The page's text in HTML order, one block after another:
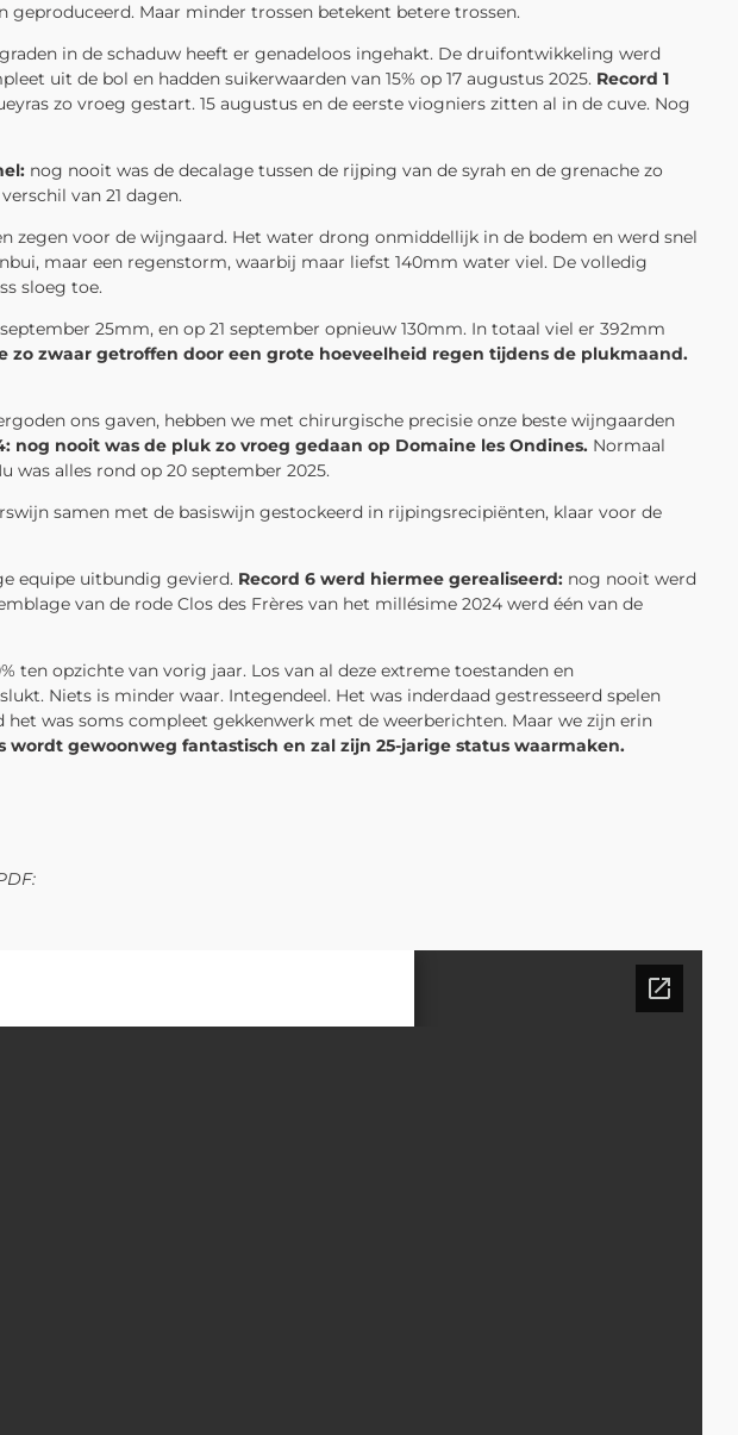
Maar minder trossen betekent betere trossen.
in de schaduw heeft er genadeloos ingehakt. De druifontwikkeling werd
uit de bol en hadden suikerwaarden van 15% op 17 augustus 2025. Record 1
zo vroeg gestart. 15 augustus en de eerste viogniers zitten al in de cuve. Nog
nog nooit was de decalage tussen de rijping van de syrah en de grenache zo
van 21 dagen.
voor de wijngaard. Het water drong onmiddellijk in de bodem en werd snel
maar een regenstorm, waarbij maar liefst 140mm water viel. De volledig
sloeg toe.
25mm, en op 21 september opnieuw 130mm. In totaal viel er 392mm
zo zwaar getroffen door een grote hoeveelheid regen tijdens de plukmaand.
ons gaven, hebben we met chirurgische precisie onze beste wijngaarden
nog nooit was de pluk zo vroeg gedaan op Domaine les Ondines. Normaal
was alles rond op 20 september 2025.
samen met de basiswijn gestockeerd in rijpingsrecipiënten, klaar voor de
equipe uitbundig gevierd. Record 6 werd hiermee gerealiseerd: nog nooit werd
van de rode Clos des Frères van het millésime 2024 werd één van de
ten opzichte van vorig jaar. Los van al deze extreme toestanden en
Niets is minder waar. Integendeel. Het was inderdaad gestresseerd spelen
was soms compleet gekkenwerk met de weerberichten. Maar we zijn erin
wordt gewoonweg fantastisch en zal zijn 25-jarige status waarmaken.